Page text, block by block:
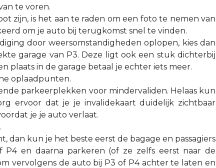
te voren.
zijn, is het aan te raden om een foto te nemen van
om je auto bij terugkomst snel te vinden.
door weersomstandigheden oplopen, kies dan
garage van P3. Deze ligt ook een stuk dichterbij
plaats in de garage betaal je echter iets meer.
oplaadpunten.
parkeerplekken voor mindervaliden. Helaas kun
ervoor dat je je invalidekaart duidelijk zichtbaar
je je auto verlaat.
dan kun je het beste eerst de bagage en passagiers
en daarna parkeren (of ze zelfs eerst naar de
vervolgens de auto bij P3 of P4 achter te laten en